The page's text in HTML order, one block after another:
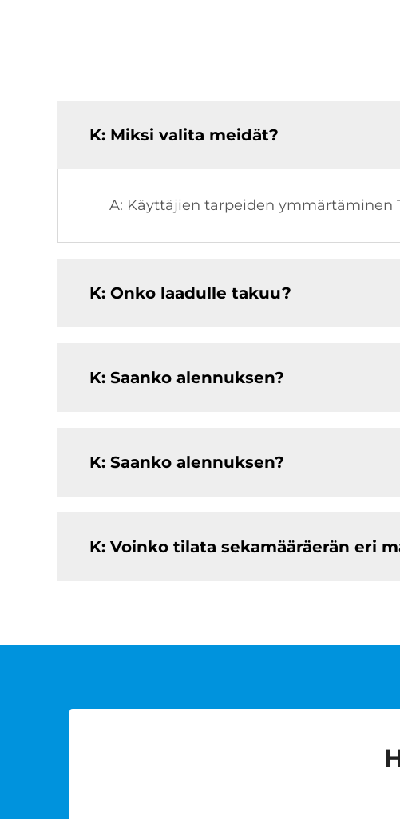
K: Miksi valita meidät?
A: Käyttäjien tarpeiden
K: Onko laadulle takuu?
K: Saanko alennuksen?
K: Saanko alennuksen?
K: Voinko tilata sekamääräerän eri